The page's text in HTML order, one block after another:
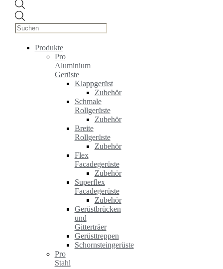
search
Produkte
Pro
Aluminium
Gerüste
Klappgerüst
Zubehör
Schmale
Rollgerüste
Zubehör
Breite
Rollgerüste
Zubehör
Flex
Facadegerüste
Zubehör
Superflex
Facadegerüste
Zubehör
Gerüstbrücken
und
Gitterträer
Gerüsttreppen
Schornsteingerüste
Pro
Stahl